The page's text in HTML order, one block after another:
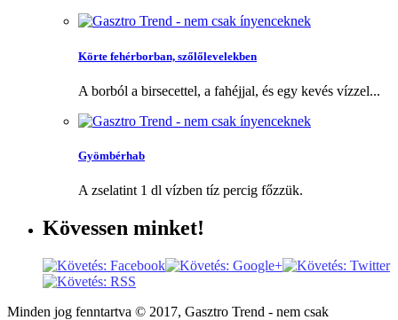
Körte fehérborban, szőlőlevelekben
A borból a birsecettel, a fahéjjal, és egy kevés vízzel...
Gyömbérhab
A zselatint 1 dl vízben tíz percig főzzük.
Kövessen minket!
Minden jog fenntartva © 2017, Gasztro Trend - nem csak